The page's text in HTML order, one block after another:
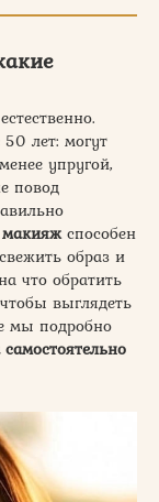
лет: могут
упругой,
повод
способен
образ и
что обратить
выглядеть
мы подробно